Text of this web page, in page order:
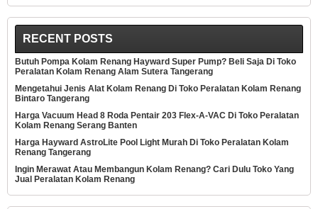
RECENT POSTS
Butuh Pompa Kolam Renang Hayward Super Pump? Beli Saja Di Toko
Peralatan Kolam Renang Alam Sutera Tangerang
Mengetahui Jenis Alat Kolam Renang Di Toko Peralatan Kolam Renang
Bintaro Tangerang
Harga Vacuum Head 8 Roda Pentair 203 Flex-A-VAC Di Toko Peralatan
Kolam Renang Serang Banten
Harga Hayward AstroLite Pool Light Murah Di Toko Peralatan Kolam
Renang Tangerang
Ingin Merawat Atau Membangun Kolam Renang? Cari Dulu Toko Yang
Jual Peralatan Kolam Renang